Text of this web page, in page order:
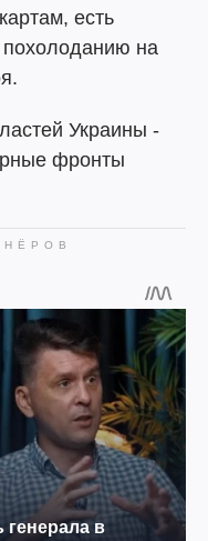
есть
похолоданию на
Украины -
фронты